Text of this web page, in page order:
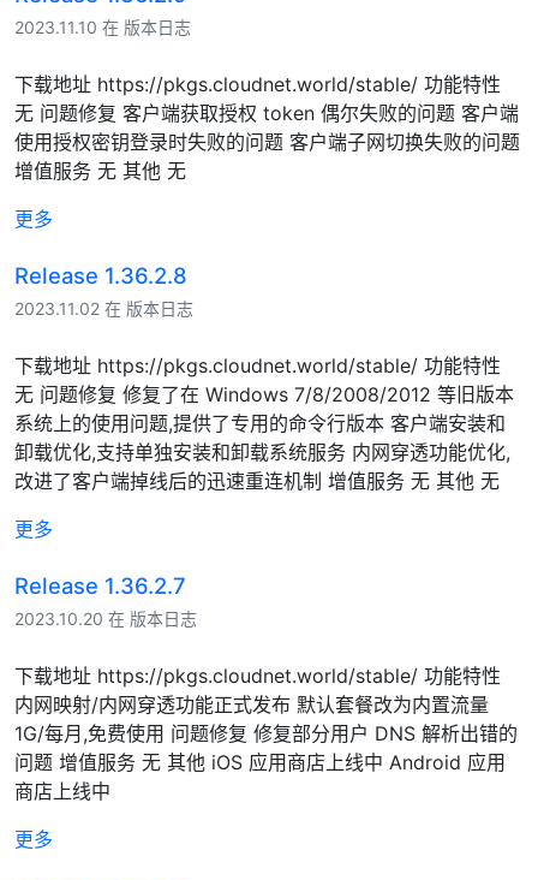
2023.11.10 在 版本日志
下载地址 https://pkgs.cloudnet.world/stable/ 功能特性
无 问题修复 客户端获取授权 token 偶尔失败的问题 客户端
使用授权密钥登录时失败的问题 客户端子网切换失败的问题
增值服务 无 其他 无
更多
Release 1.36.2.8
2023.11.02 在 版本日志
下载地址 https://pkgs.cloudnet.world/stable/ 功能特性
无 问题修复 修复了在 Windows 7/8/2008/2012 等旧版本
系统上的使用问题,提供了专用的命令行版本 客户端安装和
卸载优化,支持单独安装和卸载系统服务 内网穿透功能优化,
改进了客户端掉线后的迅速重连机制 增值服务 无 其他 无
更多
Release 1.36.2.7
2023.10.20 在 版本日志
下载地址 https://pkgs.cloudnet.world/stable/ 功能特性
内网映射/内网穿透功能正式发布 默认套餐改为内置流量
1G/每月,免费使用 问题修复 修复部分用户 DNS 解析出错的
问题 增值服务 无 其他 iOS 应用商店上线中 Android 应用
商店上线中
更多